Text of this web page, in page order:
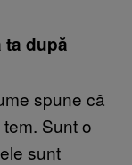
ta după
spune că
Sunt o
sunt